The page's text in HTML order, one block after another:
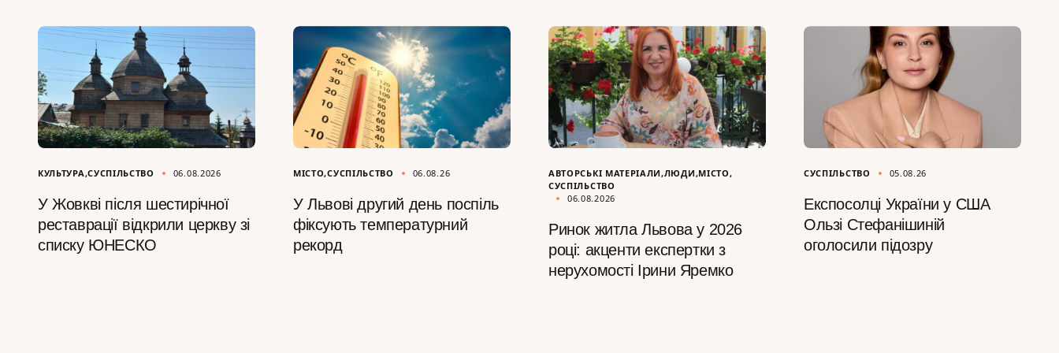
КУЛЬТУРА СУСПІЛЬСТВО 06.08.2026
У Жовкві після шестирічної
реставрації відкрили церкву зі
списку ЮНЕСКО
МІСТО СУСПІЛЬСТВО 06.08.26
У Львові другий день поспіль
фіксують температурний
рекорд
АВТОРСЬКІ МАТЕРІАЛИ ЛЮДИ МІСТО
СУСПІЛЬСТВО
06.08.2026
Ринок житла Львова у 2026
році: акценти експертки з
нерухомості Ірини Яремко
СУСПІЛЬСТВО 05.08.26
Експосолці України у США
Ользі Стефанішиній
оголосили підозру